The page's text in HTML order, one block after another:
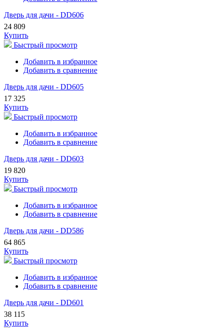
Дверь для дачи - DD606
24 809
Купить
Быстрый просмотр
Добавить в избранное
Добавить в сравнение
Дверь для дачи - DD605
17 325
Купить
Быстрый просмотр
Добавить в избранное
Добавить в сравнение
Дверь для дачи - DD603
19 820
Купить
Быстрый просмотр
Добавить в избранное
Добавить в сравнение
Дверь для дачи - DD586
64 865
Купить
Быстрый просмотр
Добавить в избранное
Добавить в сравнение
Дверь для дачи - DD601
38 115
Купить